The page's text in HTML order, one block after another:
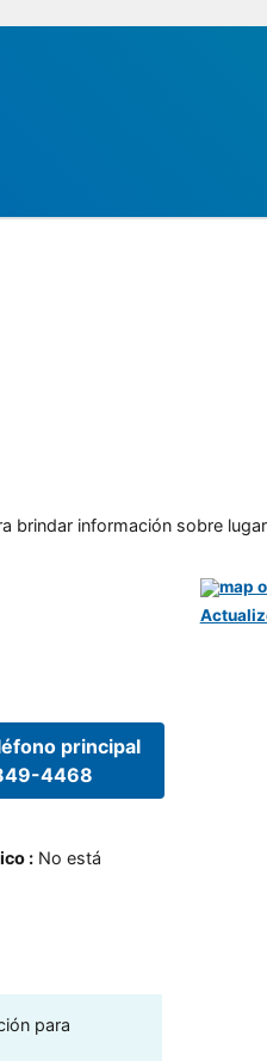
brindar información sobre
principal
4468
: No está
para